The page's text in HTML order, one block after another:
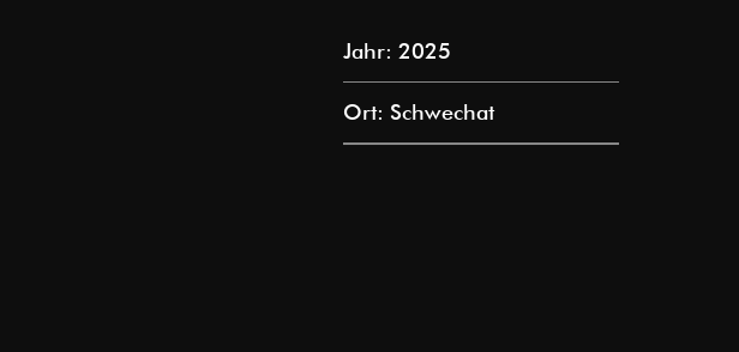
Jahr: 2025
Ort: Schwechat